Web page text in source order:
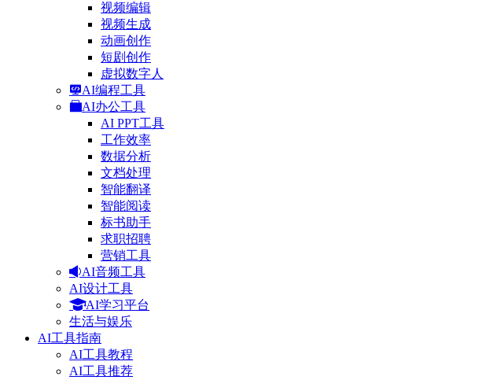
视频编辑
视频生成
动画创作
短剧创作
虚拟数字人
AI编程工具
AI办公工具
AI PPT工具
工作效率
数据分析
文档处理
智能翻译
智能阅读
标书助手
求职招聘
营销工具
AI音频工具
AI设计工具
AI学习平台
生活与娱乐
AI工具指南
AI工具教程
AI工具推荐